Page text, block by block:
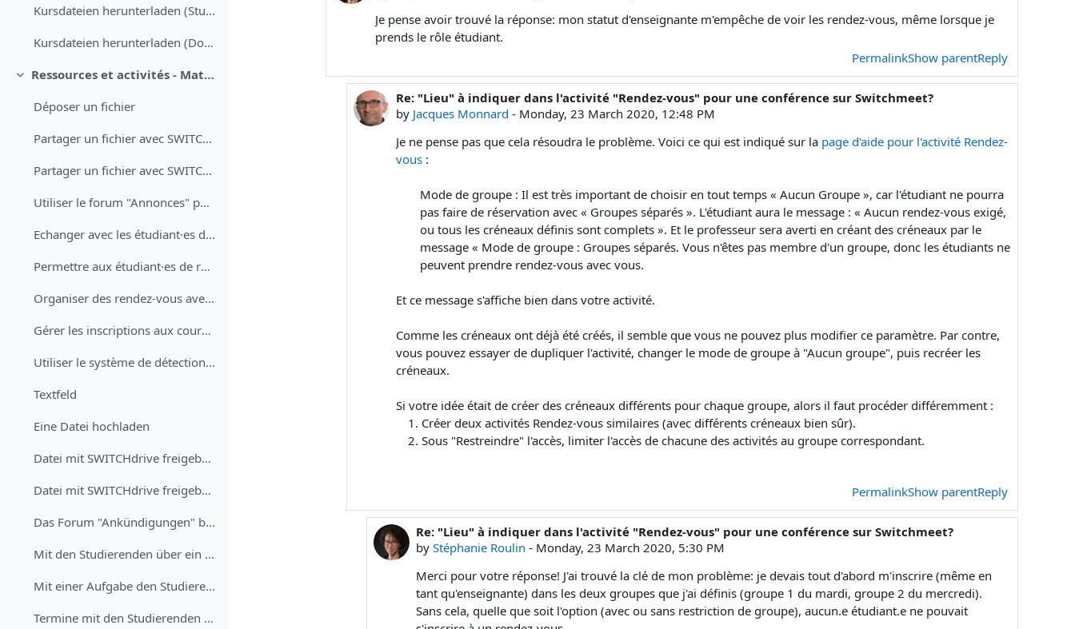
Kursdateien herunterladen (Studierende·r)
Kursdateien herunterladen (Dozierende·r)
Collapse
Ressources et activités - Materialien und aktivitäten
Déposer un fichier
Partager un fichier avec SWITCHdrive (Mac)
Partager un fichier avec SWITCHdrive (PC)
Utiliser le forum "Annonces" pour informer les étudiant·es
Echanger avec les étudiant·es dans un forum de discussion
Permettre aux étudiant·es de rendre des travaux avec un devoir
Organiser des rendez-vous avec les étudiant·es
Gérer les inscriptions aux cours en présence avec un sondage
Utiliser le système de détection de plagiat Compilatio dans un devoir
Textfeld
Eine Datei hochladen
Datei mit SWITCHdrive freigeben (Mac)
Datei mit SWITCHdrive freigeben (PC)
Das Forum "Ankündigungen" benutzen, um Studierende zu informieren
Mit den Studierenden über ein Diskussionsforum austauschen
Mit einer Aufgabe den Studierenden erlauben, Dokumente einzureichen
Termine mit den Studierenden Planen
Je pense avoir trouvé la réponse: mon statut d'enseignante m'empêche de voir les rendez-vous, même lorsque je
prends le rôle étudiant.
PermalinkShow parentReply
In reply to Stéphanie Roulin
Re: "Lieu" à indiquer dans l'activité "Rendez-vous" pour une conférence sur Switchmeet?
by Jacques Monnard - Monday, 23 March 2020, 12:48 PM
Je ne pense pas que cela résoudra le problème. Voici ce qui est indiqué sur la page d'aide pour l'activité Rendez-
vous:
Mode de groupe : Il est très important de choisir en tout temps « Aucun Groupe », car l'étudiant ne pourra
pas faire de réservation avec « Groupes séparés ». L'étudiant aura le message : « Aucun rendez-vous exigé,
ou tous les créneaux définis sont complets ». Et le professeur sera averti en créant des créneaux par le
message « Mode de groupe : Groupes séparés. Vous n'êtes pas membre d'un groupe, donc les étudiants ne
peuvent prendre rendez-vous avec vous.
Et ce message s'affiche bien dans votre activité.
Comme les créneaux ont déjà été créés, il semble que vous ne pouvez plus modifier ce paramètre. Par contre,
vous pouvez essayer de dupliquer l'activité, changer le mode de groupe à "Aucun groupe", puis recréer les
créneaux.
Si votre idée était de créer des créneaux différents pour chaque groupe, alors il faut procéder différemment :
Créer deux activités Rendez-vous similaires (avec différents créneaux bien sûr).
Sous "Restreindre" l'accès, limiter l'accès de chacune des activités au groupe correspondant.
PermalinkShow parentReply
In reply to Jacques Monnard
Re: "Lieu" à indiquer dans l'activité "Rendez-vous" pour une conférence sur Switchmeet?
byStéphanie Roulin - Monday, 23 March 2020, 5:30 PM
Merci pour votre réponse! J'ai trouvé la clé de mon problème: je devais tout d'abord m'inscrire (même en
tant qu'enseignante) dans les deux groupes que j'ai définis (groupe 1 du mardi, groupe 2 du mercredi).
Sans cela, quelle que soit l'option (avec ou sans restriction de groupe), aucun.e étudiant.e ne pouvait